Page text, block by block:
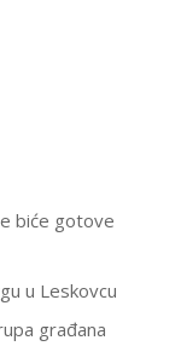
biće gotove
u Leskovcu
građana